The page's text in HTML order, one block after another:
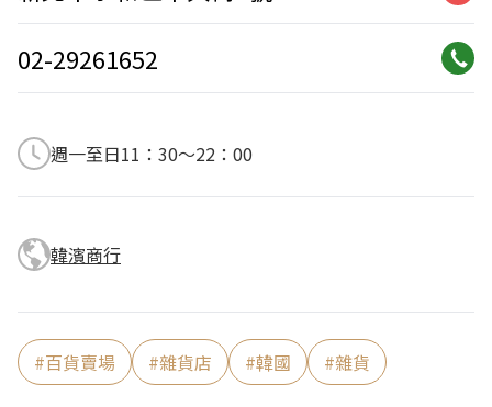
02-29261652
週一至日11：30～22：00
韓濱商行
#百貨賣場 #雜貨店 #韓國 #雜貨